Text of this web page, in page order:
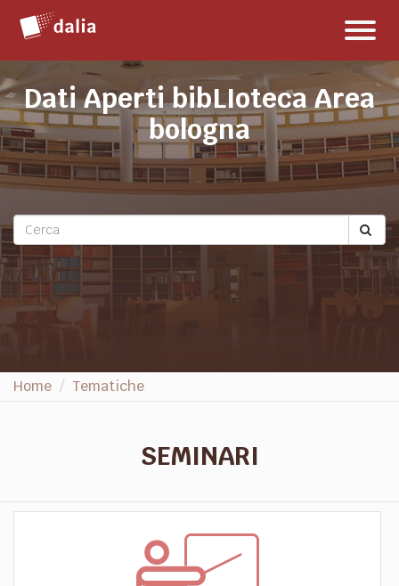
contenuto
Dati Aperti bibLIoteca Area
bologna
Home Tematiche
SEMINARI